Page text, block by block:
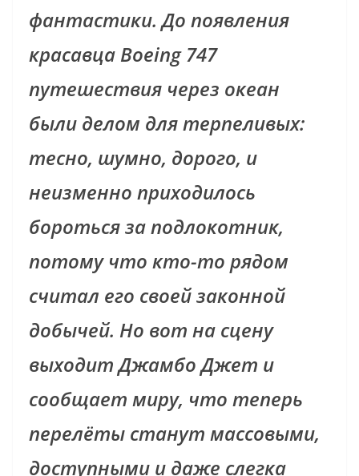
фантастики. До появления
красавца Boeing 747
путешествия через океан
были делом для терпеливых:
тесно, шумно, дорого, и
неизменно приходилось
бороться за подлокотник,
потому что кто-то рядом
считал его своей законной
добычей. Но вот на сцену
выходит Джамбо Джет и
сообщает миру, что теперь
перелёты станут массовыми,
доступными и даже слегка